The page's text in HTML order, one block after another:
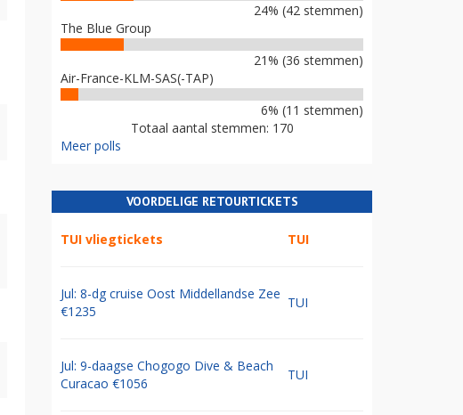
24% (42 stemmen)
The Blue Group
21% (36 stemmen)
Air-France-KLM-SAS(-TAP)
6% (11 stemmen)
Totaal aantal stemmen: 170
Meer polls
VOORDELIGE RETOURTICKETS
TUI vliegtickets TUI
Jul: 8-dg cruise Oost Middellandse Zee
€1235
TUI
Jul: 9-daagse Chogogo Dive & Beach
Curacao €1056
TUI